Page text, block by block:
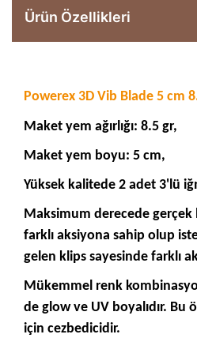
Ürün Özellikleri
Powerex 3D Vib Blade 5 cm
Maket yem ağırlığı: 8.5 gr,
Maket yem boyu: 5 cm,
Yüksek kalitede 2 adet 3'lü
Maksimum derecede gerçek
farklı aksiyona sahip olup
gelen klips sayesinde farklı
Mükemmel renk
de glow ve UV boyalıdır. Bu
için cezbedicidir.